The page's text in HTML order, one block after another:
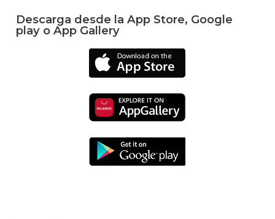
Descarga desde la App Store, Google
play o App Gallery